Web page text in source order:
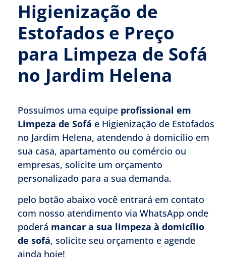
Higienização de
Estofados e Preço
para Limpeza de Sofá
no Jardim Helena
Possuímos uma equipe profissional em
Limpeza de Sofá e Higienização de Estofados
no Jardim Helena, atendendo à domicílio em
sua casa, apartamento ou comércio ou
empresas, solicite um orçamento
personalizado para a sua demanda.
pelo botão abaixo você entrará em contato
com nosso atendimento via WhatsApp onde
poderá mancar a sua limpeza à domicílio
de sofá, solicite seu orçamento e agende
ainda hoje!